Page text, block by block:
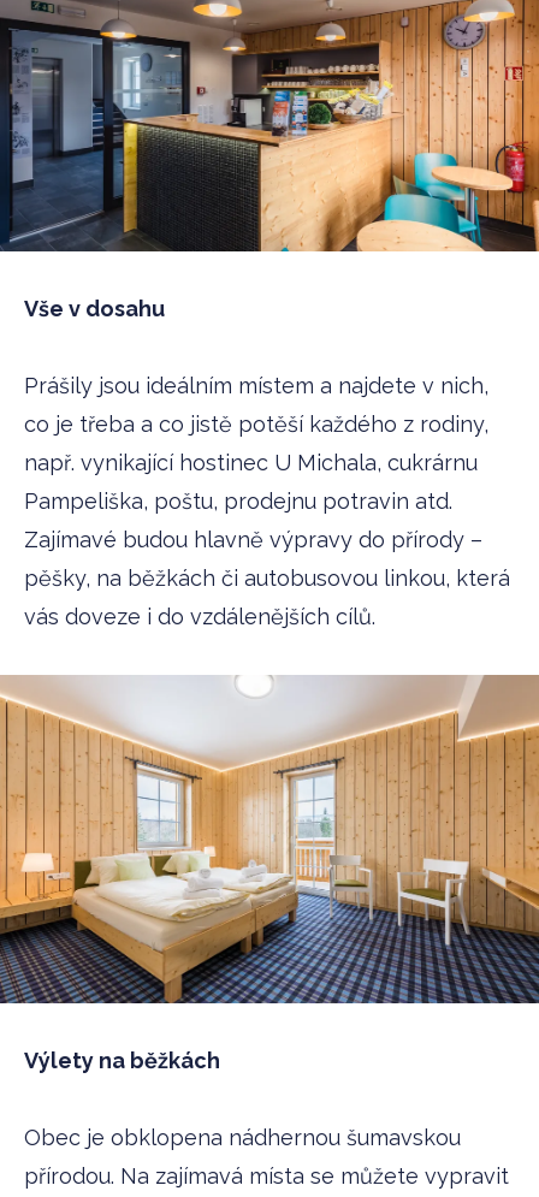
Vše v dosahu
Prášily jsou ideálním místem a najdete v nich,
co je třeba a co jistě potěší každého z rodiny,
např. vynikající hostinec U Michala, cukrárnu
Pampeliška, poštu, prodejnu potravin atd.
Zajímavé budou hlavně výpravy do přírody –
pěšky, na běžkách či autobusovou linkou, která
vás doveze i do vzdálenějších cílů.
Výlety na běžkách
Obec je obklopena nádhernou šumavskou
přírodou. Na zajímavá místa se můžete vypravit